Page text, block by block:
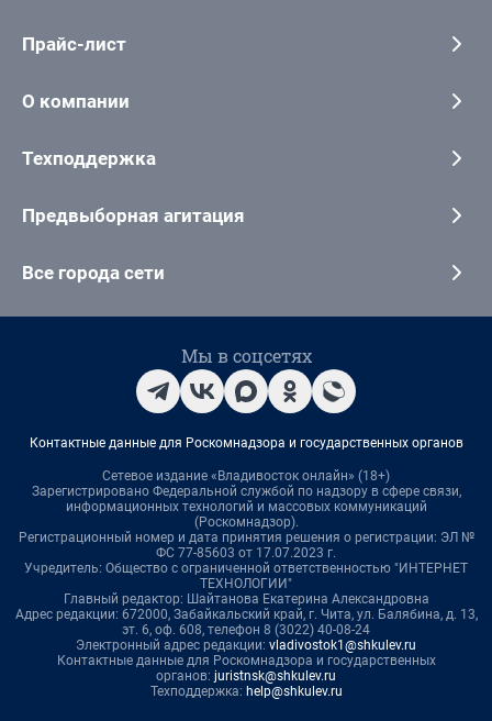
Прайс-лист
О компании
Техподдержка
Предвыборная агитация
Все города сети
Мы в соцсетях
Контактные данные для Роскомнадзора и государственных органов
Сетевое издание «Владивосток онлайн» (18+)
Зарегистрировано Федеральной службой по надзору в сфере связи,
информационных технологий и массовых коммуникаций
(Роскомнадзор).
Регистрационный номер и дата принятия решения о регистрации: ЭЛ №
ФС 77-85603 от 17.07.2023 г.
Учредитель: Общество с ограниченной ответственностью "ИНТЕРНЕТ
ТЕХНОЛОГИИ"
Главный редактор: Шайтанова Екатерина Александровна
Адрес редакции: 672000, Забайкальский край, г. Чита, ул. Балябина, д. 13,
эт. 6, оф. 608, телефон 8 (3022) 40-08-24
Электронный адрес редакции: vladivostok1@shkulev.ru
Контактные данные для Роскомнадзора и государственных
органов: juristnsk@shkulev.ru
Техподдержка: help@shkulev.ru